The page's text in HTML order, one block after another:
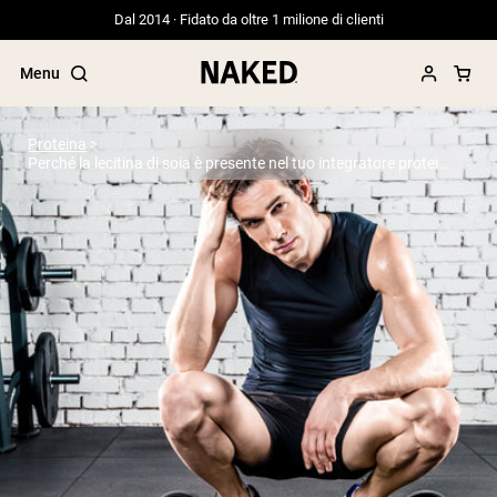
Dal 2014 · Fidato da oltre 1 milione di clienti
Menu
Termini di ricerca popolari
”Protein Powder“
”Overnight Oats“
”Vegan protein“
”Collagen“
”Micellar Casein“
PROTEIN POWDERSBest Seller
Proteina di piselli
Proteine del Siero di Latte da
Allevamento al Pascolo
Proteina